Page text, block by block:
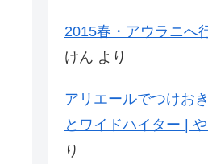
2015春・アウラニへ
けん より
アリエールでつけお
とワイドハイター |
り